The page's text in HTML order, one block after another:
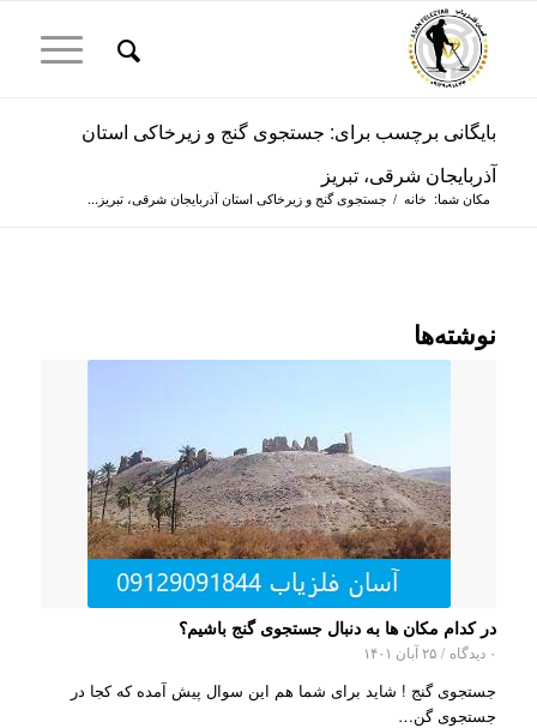
بایگانی برچسب برای: جستجوی گنج و زیرخاکی استان
آذربایجان شرقی، تبریز
مکان شما: خانه / جستجوی گنج و زیرخاکی استان آذربایجان شرقی، تبریز...
نوشته‌ها
در کدام مکان ها به دنبال جستجوی گنج باشیم؟
۰ دیدگاه / ۲۵ آبان ۱۴۰۱
جستجوی گنج ! شاید برای شما هم این سوال پیش آمده که کجا در
جستجوی گن…